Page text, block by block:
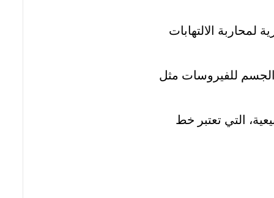
لمحاربة الالتهابات
الجسم للفيروسات مثل
التي تعتبر خط